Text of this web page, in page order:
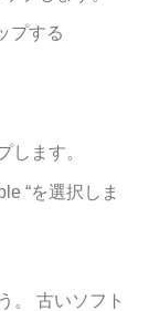
プする
します。
“を選択しま
。 古いソフト